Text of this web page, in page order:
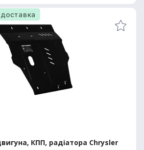
КПП, радіатора Chrysler